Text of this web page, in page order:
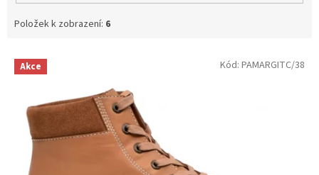
Položek k zobrazení: 6
V Akce Kód: PAMARGITC/38